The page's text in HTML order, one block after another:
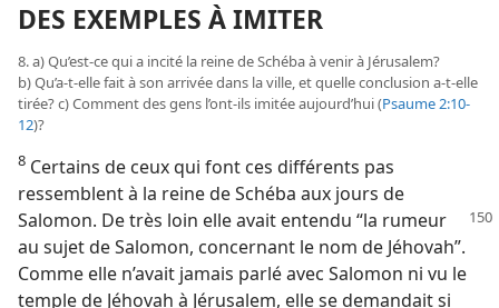
DES EXEMPLES À IMITER
8. a) Qu’est-​ce qui a incité la reine de Schéba à venir à Jérusalem?
b) Qu’a-​t-​elle fait à son arrivée dans la ville, et quelle conclusion a-​t-​elle
tirée? c) Comment des gens l’ont-​ils imitée aujourd’hui (Psaume 2:10-
12)?
8 Certains de ceux qui font ces différents pas
ressemblent à la reine de Schéba aux jours de
Salomon. De très loin elle avait entendu “la rumeur
au sujet de Salomon, concernant le nom de Jéhovah”.
Comme elle n’avait jamais parlé avec Salomon ni vu le
temple de Jéhovah à Jérusalem, elle se demandait si